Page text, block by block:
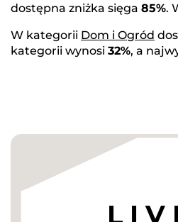
dostępna zniżka sięga 85%.
W kategorii Dom i Ogród
kategorii wynosi 32%, a